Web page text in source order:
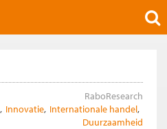
RaboResearch
Innovatie Internationale handel
Duurzaamheid